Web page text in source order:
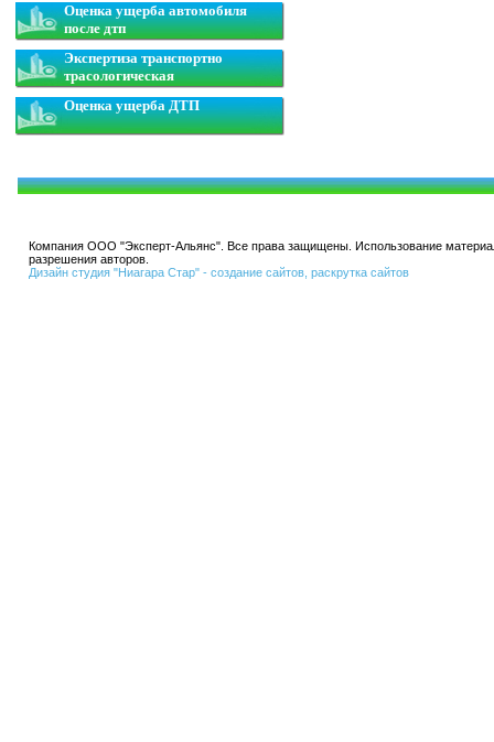
Оценка ущерба автомобиля
после дтп
Экспертиза транспортно
трасологическая
Оценка ущерба ДТП
Компания ООО "Эксперт-Альянс". Все права защищены. Использование
разрешения авторов.
Дизайн студия "Ниагара Стар" - создание сайтов, раскрутка сайтов